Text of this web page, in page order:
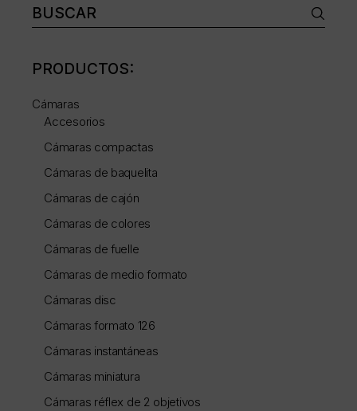
Buscar:
PRODUCTOS:
Cámaras
Accesorios
Cámaras compactas
Cámaras de baquelita
Cámaras de cajón
Cámaras de colores
Cámaras de fuelle
Cámaras de medio formato
Cámaras disc
Cámaras formato 126
Cámaras instantáneas
Cámaras miniatura
Cámaras réflex de 2 objetivos